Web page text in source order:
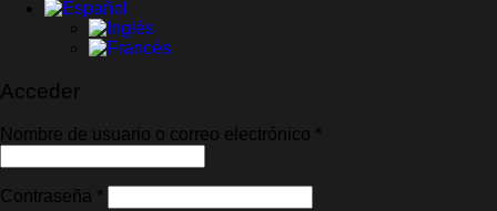
Acceder
Nombre de usuario o correo electrónico *
Contraseña *